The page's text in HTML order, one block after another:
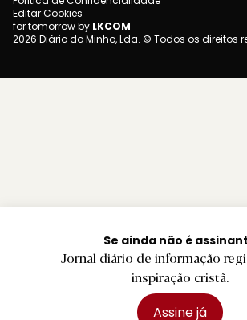
Se ainda não é
Jornal diário de informação
inspiração cristã.
Assine já
Editar Cookies
for tomorrow by LKCOM
2026 Diário do Minho, Lda. © Todos os direitos